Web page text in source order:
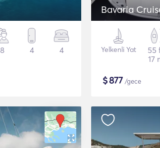
8 4 4
Bavaria
Yelkenli Yat
55
17
$877 /gece